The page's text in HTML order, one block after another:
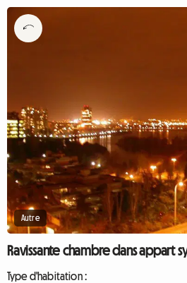
Autre
Ravissante chambre dans appart
Type d'habitation :